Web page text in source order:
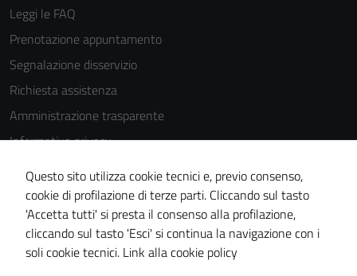
Leggi le FAQ
Prenotazione appuntamento
Segnalazione disservizio
Richiesta assistenza
Amministrazione trasparente
Informativa privacy
Note legali
Dichiarazione di accessibilità
Piano di miglioramento del sito
Questo sito utilizza cookie tecnici e, previo consenso,
cookie di profilazione di terze parti. Cliccando sul tasto
'Accetta tutti' si presta il consenso alla profilazione,
cliccando sul tasto 'Esci' si continua la navigazione con i
soli cookie tecnici. Link alla cookie policy
Questi cookie
non raccolgono
informazioni
personali.